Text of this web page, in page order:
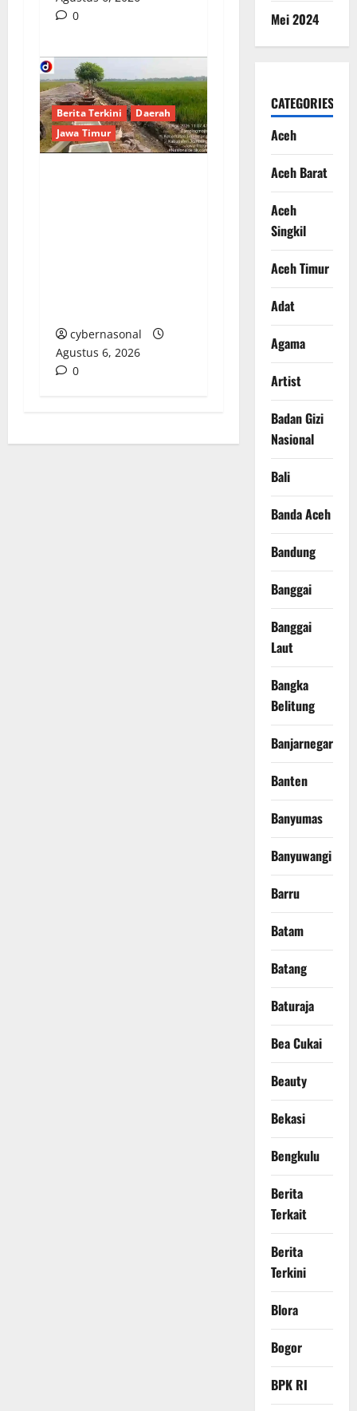
0
Berita Terkini
Daerah
Jawa Timur
cybernasonal
Agustus 6, 2026
0
Mei 2024
CATEGORIES
Aceh
Aceh Barat
Aceh
Singkil
Aceh Timur
Adat
Agama
Artist
Badan Gizi
Nasional
Bali
Banda Aceh
Bandung
Banggai
Banggai
Laut
Bangka
Belitung
Banjarnegara
Banten
Banyumas
Banyuwangi
Barru
Batam
Batang
Baturaja
Bea Cukai
Beauty
Bekasi
Bengkulu
Berita
Terkait
Berita
Terkini
Blora
Bogor
BPK RI